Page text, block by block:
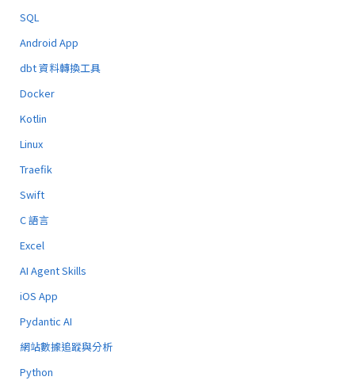
SQL
Android App
dbt 資料轉換工具
Docker
Kotlin
Linux
Traefik
Swift
C 語言
Excel
AI Agent Skills
iOS App
Pydantic AI
網站數據追蹤與分析
Python